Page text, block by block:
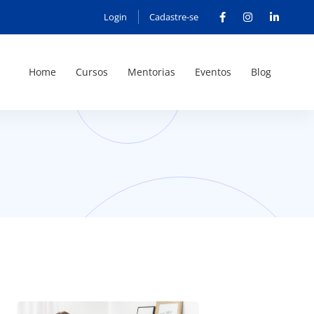
Login Cadastre-se
Home Cursos Mentorias Eventos Blog